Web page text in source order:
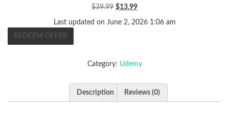
$39.99 ORIGINAL
WAS:
$13.99CURRENT
Last updated on June 2, 2026 1:06 am
REDEEM OFFER
Category: Udemy
Description Reviews (0)